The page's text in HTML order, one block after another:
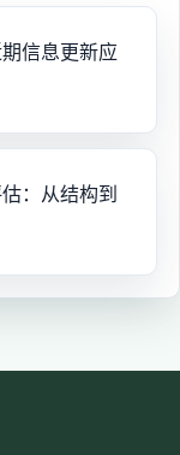
信息更新应
：从结构到